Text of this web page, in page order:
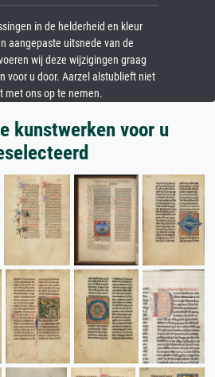
in de helderheid en kleur
aangepaste uitsnede van de
wij deze wijzigingen graag
voor u door. Aarzel alstublieft niet
met ons op te nemen.
kunstwerken voor u